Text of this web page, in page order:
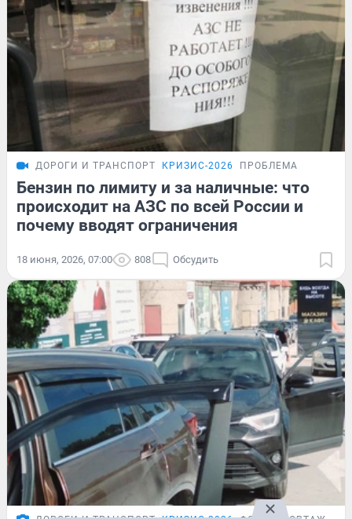
ДОРОГИ И ТРАНСПОРТ КРИЗИС-2026 ПРОБЛЕМА
Бензин по лимиту и за наличные: что
происходит на АЗС по всей России и
почему вводят ограничения
18 июня, 2026, 07:00 808 Обсудить